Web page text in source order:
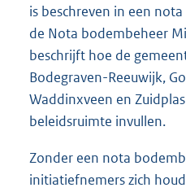
is beschreven in een
de Nota bodembeheer
beschrijft hoe de
Bodegraven-Reeuwijk,
Waddinxveen en
beleidsruimte invullen.
Zonder een nota
initiatiefnemers zich